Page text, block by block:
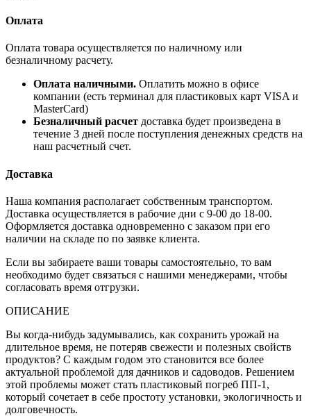
Оплата
Оплата товара осуществляется по наличному или
безналичному расчету.
Оплата наличными. Оплатить можно в офисе
компании (есть терминал для пластиковых карт VISA и
MasterCard)
Безналичный расчет доставка будет произведена в
течение 3 дней после поступления денежных средств на
наш расчетный счет.
Доставка
Наша компания располагает собственным транспортом.
Доставка осуществляется в рабочие дни с 9-00 до 18-00.
Оформляется доставка одновременно с заказом при его
наличии на складе по по заявке клиента.
Если вы забираете ваши товары самостоятельно, то вам
необходимо будет связаться с нашими менеджерами, чтобы
согласовать время отгрузки.
ОПИСАНИЕ
Вы когда-нибудь задумывались, как сохранить урожай на
длительное время, не потеряв свежести и полезных свойств
продуктов? С каждым годом это становится все более
актуальной проблемой для дачников и садоводов. Решением
этой проблемы может стать пластиковый погреб ПП-1,
который сочетает в себе простоту установки, экологичность и
долговечность.